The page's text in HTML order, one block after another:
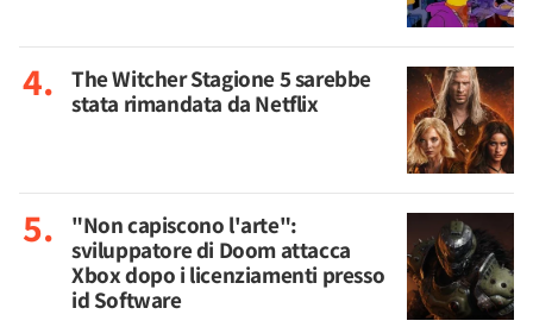
The Witcher Stagione 5 sarebbe
stata rimandata da Netflix
"Non capiscono l'arte":
sviluppatore di Doom attacca
Xbox dopo i licenziamenti presso
id Software